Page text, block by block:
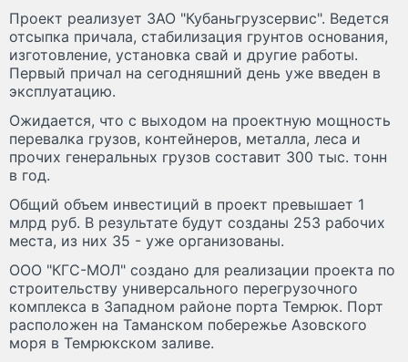
Проект реализует ЗАО "Кубаньгрузсервис". Ведется
отсыпка причала, стабилизация грунтов основания,
изготовление, установка свай и другие работы.
Первый причал на сегодняшний день уже введен в
эксплуатацию.
Ожидается, что с выходом на проектную мощность
перевалка грузов, контейнеров, металла, леса и
прочих генеральных грузов составит 300 тыс. тонн
в год.
Общий объем инвестиций в проект превышает 1
млрд руб. В результате будут созданы 253 рабочих
места, из них 35 - уже организованы.
ООО "КГС-МОЛ" создано для реализации проекта по
строительству универсального перегрузочного
комплекса в Западном районе порта Темрюк. Порт
расположен на Таманском побережье Азовского
моря в Темрюкском заливе.